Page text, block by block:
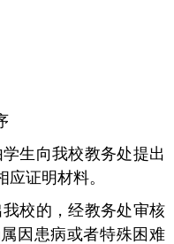
生向我校教务处提出
证明材料。
我校的，经教务处审核
因患病或者特殊困难